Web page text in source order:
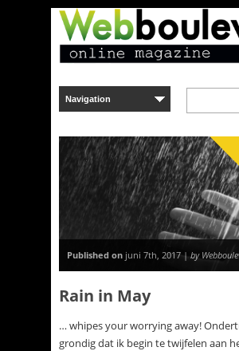
Published on juni 7th, 2017 |by
Rain in May
… whipes your worrying away!
grondig dat ik begin te twijfelen aan